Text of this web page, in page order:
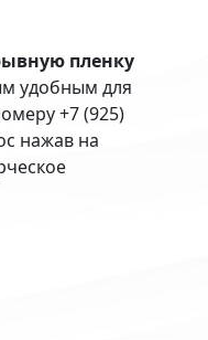
пленку
удобным для
+7 (925)
нажав на